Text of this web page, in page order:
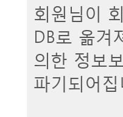
회원님이
DB로 옮겨
의한 정보
파기되어집